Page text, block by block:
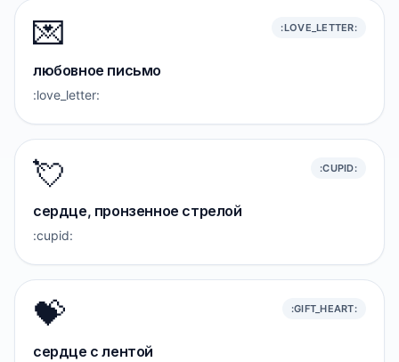
💌 :LOVE_LETTER:
любовное письмо
:love_letter:
💘 :CUPID:
сердце, пронзенное стрелой
:cupid:
💝 :GIFT_HEART:
сердце с лентой